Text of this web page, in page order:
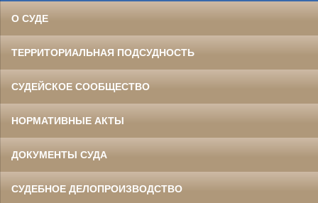
О СУДЕ
ТЕРРИТОРИАЛЬНАЯ ПОДСУДНОСТЬ
СУДЕЙСКОЕ СООБЩЕСТВО
НОРМАТИВНЫЕ АКТЫ
ДОКУМЕНТЫ СУДА
СУДЕБНОЕ ДЕЛОПРОИЗВОДСТВО